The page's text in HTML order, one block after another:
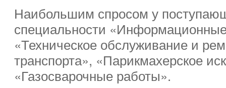
Наибольшим спросом у
специальности
«Техническое обслуживание и
транспорта», «Парикмахерское
«Газосварочные работы».